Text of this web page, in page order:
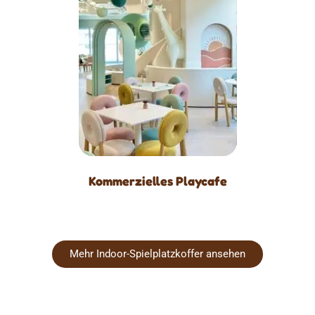
Kommerzielles Playcafe
Mehr Indoor-Spielplatzkoffer ansehen